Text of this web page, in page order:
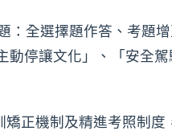
：全選擇題作答、考題
停讓文化」、「安全駕
正機制及精進考照制